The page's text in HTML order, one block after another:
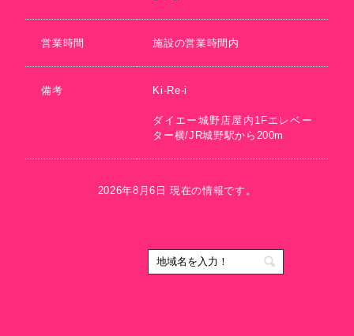
営業時間 施設の営業時間内
備考 Ki-Re-i
ダイエー城野店屋内1Fエレベー
ター横/JR城野駅から200m
2026年8月6日 現在の情報です。